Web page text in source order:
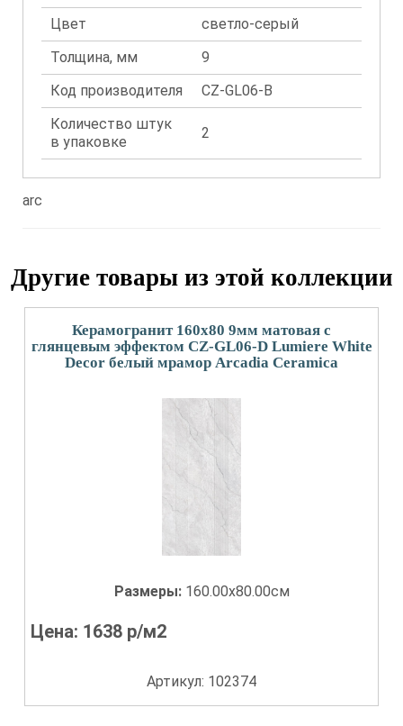
Цвет
светло-серый
Толщина, мм
9
Код производителя
CZ-GL06-B
Количество штук
в упаковке
2
arc
Другие товары из этой коллекции
Керамогранит 160x80 9мм матовая с
глянцевым эффектом CZ-GL06-D Lumiere White
Decor белый мрамор Arcadia Ceramica
Размеры: 160.00x80.00см
Цена: 1638 р/м2
Артикул: 102374